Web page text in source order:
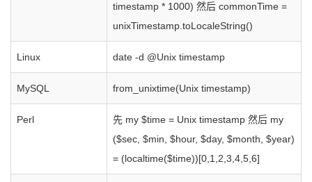
timestamp * 1000) 然后 commonTime =
unixTimestamp.toLocaleString()
Linux date -d @Unix timestamp
MySQL from_unixtime(Unix timestamp)
Perl
先 my $time = Unix timestamp 然后 my
($sec, $min, $hour, $day, $month, $year)
= (localtime($time))[0,1,2,3,4,5,6]